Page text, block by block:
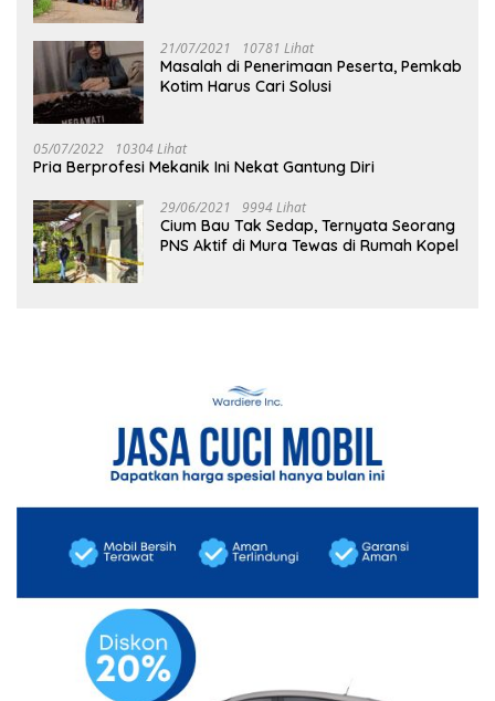
21/07/2021 10781 Lihat
Masalah di Penerimaan Peserta, Pemkab
Kotim Harus Cari Solusi
05/07/2022 10304 Lihat
Pria Berprofesi Mekanik Ini Nekat Gantung Diri
29/06/2021 9994 Lihat
Cium Bau Tak Sedap, Ternyata Seorang
PNS Aktif di Mura Tewas di Rumah Kopel